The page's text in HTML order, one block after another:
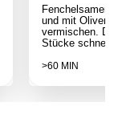
Fenchelsamen
und mit
vermischen.
Stücke
>60 MIN